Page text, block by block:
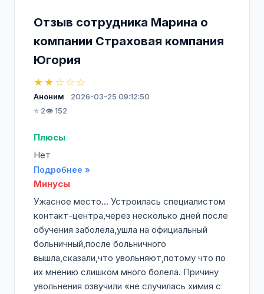
Отзыв сотрудника Марина о
компании Страховая компания
Югория
★★☆☆☆
Аноним
2026-03-25 09:12:50
⭐ 2👁️ 152
Плюсы
Нет
Подробнее »
Минусы
Ужасное место… Устроилась специалистом
контакт-центра,через несколько дней после
обучения заболела,ушла на официальный
больничный,после больничного
вышла,сказали,что увольняют,потому что по
их мнению слишком много болела. Причину
увольнения озвучили «не случилась химия с